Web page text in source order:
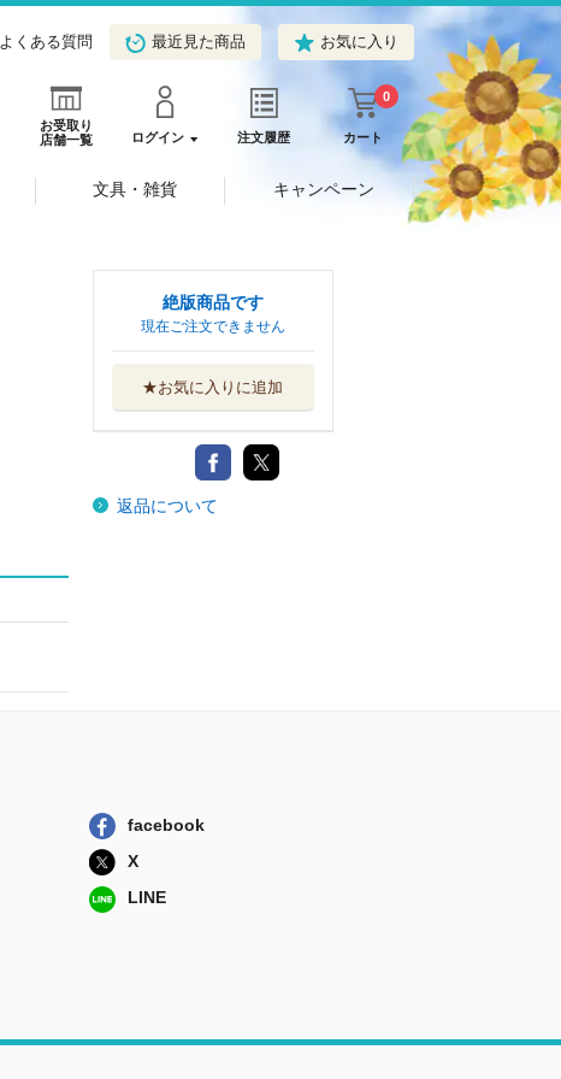
よくある質問 最近見た商品 お気に入り
お受取り
店舗一覧
ログイン 注文履歴 カート
0
文具・雑貨 キャンペーン
絶版商品です
現在ご注文できません
★お気に入りに追加
返品について
facebook
X
LINE